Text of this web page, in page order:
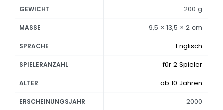
GEWICHT 200 g
MASSE 9,5 × 13,5 × 2 cm
SPRACHE Englisch
SPIELERANZAHL für 2 Spieler
ALTER ab 10 Jahren
ERSCHEINUNGSJAHR 2000